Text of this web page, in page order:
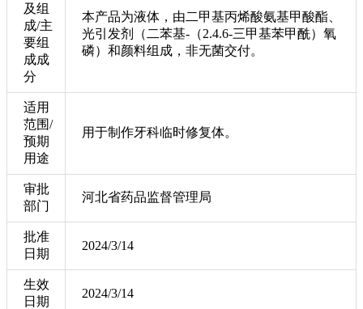
及组
成/主
要组
成成
分
本产品为液体，由二甲基丙烯酸氨基甲酸酯、
光引发剂（二苯基-（2.4.6-三甲基苯甲酰）氧
磷）和颜料组成，非无菌交付。
适用
范围/
预期
用途
用于制作牙科临时修复体。
审批
部门
河北省药品监督管理局
批准
日期
2024/3/14
生效
日期
2024/3/14